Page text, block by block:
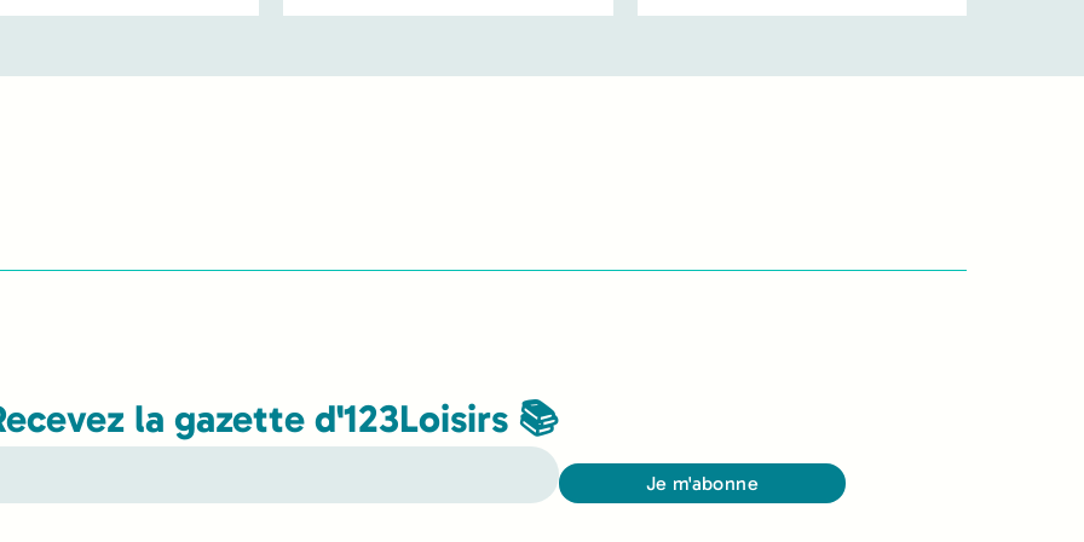
la gazette d'123Loisirs 📚
Je m'abonne